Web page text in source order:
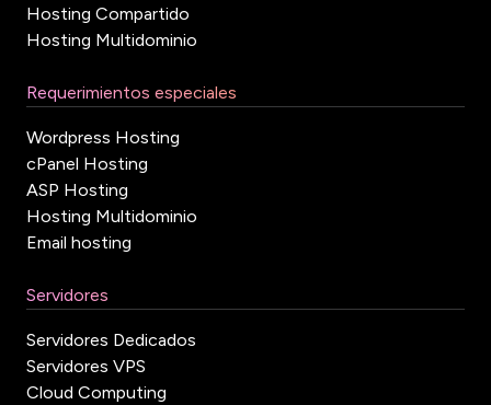
Hosting Compartido
Hosting Multidominio
Requerimientos especiales
Wordpress Hosting
cPanel Hosting
ASP Hosting
Hosting Multidominio
Email hosting
Servidores
Servidores Dedicados
Servidores VPS
Cloud Computing